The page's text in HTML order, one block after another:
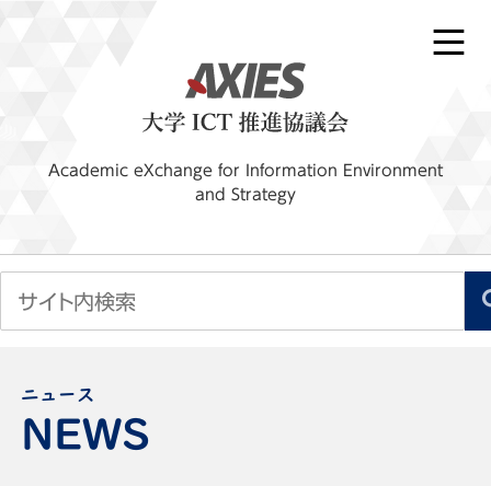
Academic eXchange for Information Environment
and Strategy
ニュース